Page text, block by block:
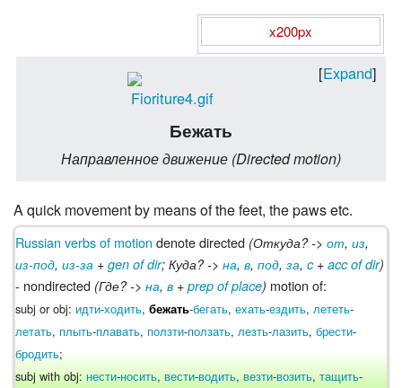
x200px
Expand
Бежать
Направленное движение (Directed motion)
A quick movement by means of the feet, the paws etc.
Russian verbs of motion denote directed (Откуда? -> от, из,
из-под, из-за + gen of dir; Куда? -> на, в, под, за, c+ acc of dir)
- nondirected (Где? -> на, в +prep of place) motion of:
subj or obj: идти-ходить, бежать-бегать, ехать-ездить, лететь-
летать, плыть-плавать, ползти-ползать, лезть-лазить, брести-
бродить;
subj with obj: нести-носить, вести-водить, везти-возить, тащить-